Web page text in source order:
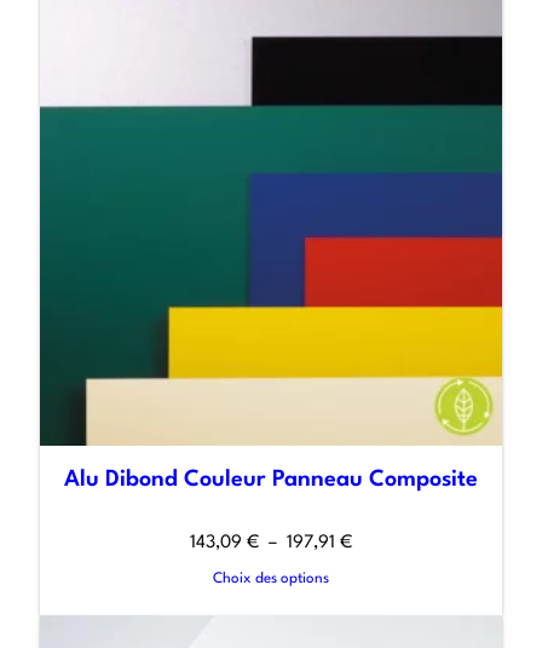
Alu Dibond Couleur Panneau Composite
143,09 € – 197,91 €
Choix des options